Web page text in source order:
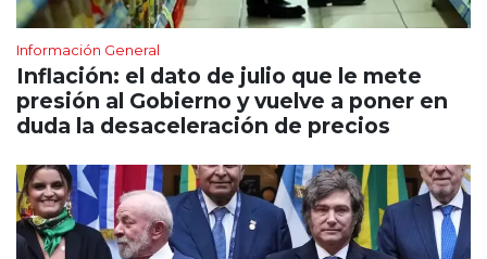
Información General
Inflación: el dato de julio que le mete
presión al Gobierno y vuelve a poner en
duda la desaceleración de precios